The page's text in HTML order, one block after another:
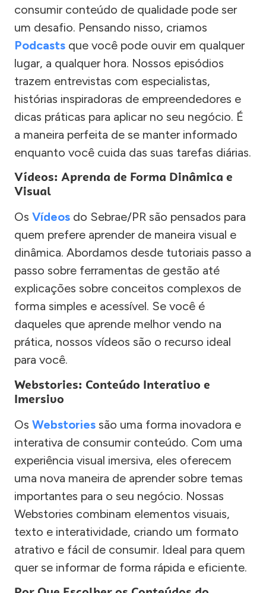
consumir conteúdo de qualidade pode ser
um desafio. Pensando nisso, criamos
Podcasts que você pode ouvir em qualquer
lugar, a qualquer hora. Nossos episódios
trazem entrevistas com especialistas,
histórias inspiradoras de empreendedores e
dicas práticas para aplicar no seu negócio. É
a maneira perfeita de se manter informado
enquanto você cuida das suas tarefas diárias.
Vídeos: Aprenda de Forma Dinâmica e
Visual
Os Vídeos do Sebrae/PR são pensados para
quem prefere aprender de maneira visual e
dinâmica. Abordamos desde tutoriais passo a
passo sobre ferramentas de gestão até
explicações sobre conceitos complexos de
forma simples e acessível. Se você é
daqueles que aprende melhor vendo na
prática, nossos vídeos são o recurso ideal
para você.
Webstories: Conteúdo Interativo e
Imersivo
Os Webstories são uma forma inovadora e
interativa de consumir conteúdo. Com uma
experiência visual imersiva, eles oferecem
uma nova maneira de aprender sobre temas
importantes para o seu negócio. Nossas
Webstories combinam elementos visuais,
texto e interatividade, criando um formato
atrativo e fácil de consumir. Ideal para quem
quer se informar de forma rápida e eficiente.